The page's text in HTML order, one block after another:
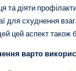
та діяти
для схуднення
цей аспект також
варто